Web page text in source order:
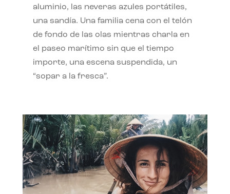
aluminio, las neveras azules portátiles,
una sandía. Una familia cena con el telón
de fondo de las olas mientras charla en
el paseo marítimo sin que el tiempo
importe, una escena suspendida, un
“sopar a la fresca”.